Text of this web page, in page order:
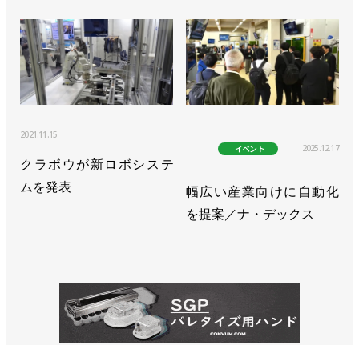
2021.11.15
クラボウが新ロボシステ
ムを発表
イベント 2025.12.17
幅広い産業向けに自動化
を提案／ナ・デックス